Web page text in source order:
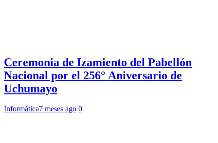
Ceremonia de Izamiento del Pabellón
Nacional por el 256° Aniversario de
Uchumayo
Informática7 meses ago 0